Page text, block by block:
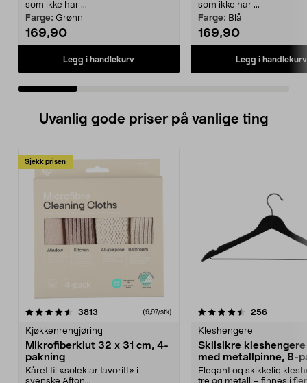
som ikke har ...
Farge: Grønn
169,90
Legg i handlekurv
som ikke har ...
Farge: Blå
169,90
Legg i handlekurv
Uvanlig gode priser på vanlige ting
Sjekk prisen
3813 anmeldelser(9,97/stk)
Kjøkkenrengjøring
Mikrofiberklut 32 x 31 cm, 4-
pakning
Kåret til «soleklar favoritt» i
4.5av 5 stjerner 256
Kleshengere
Sklisikre
med metallpinne, 8-
Elegant og skikkelig
4.5av 5 stjerner